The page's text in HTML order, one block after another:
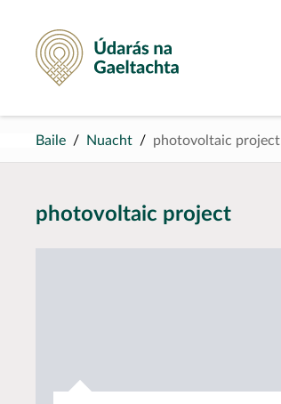
Údarás na Gaeltachta
Baile Nuacht photovoltaic project
photovoltaic project